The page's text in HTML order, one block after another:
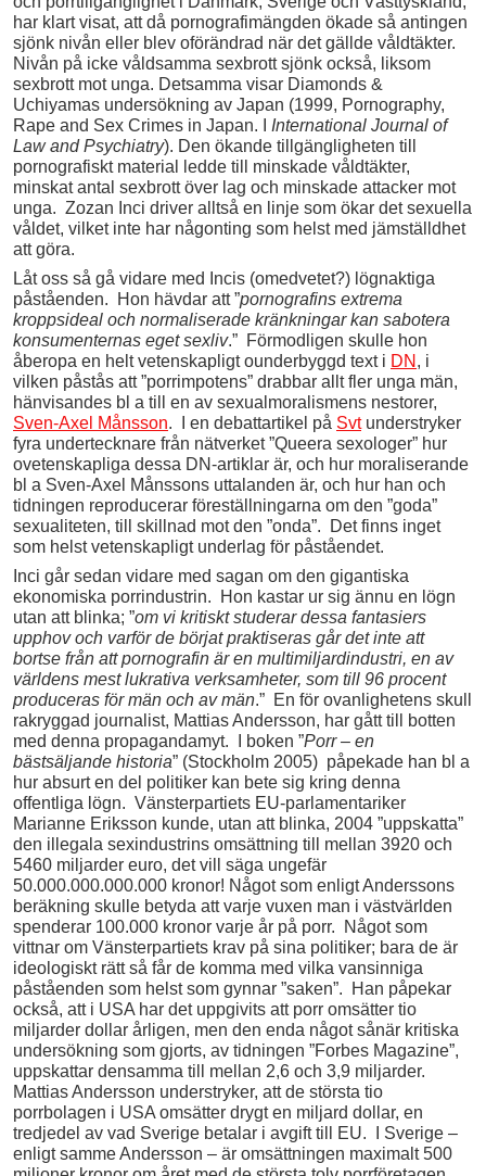
har klart visat, att då pornografimängden ökade så antingen
sjönk nivån eller blev oförändrad när det gällde våldtäkter.
Nivån på icke våldsamma sexbrott sjönk också, liksom
sexbrott mot unga. Detsamma visar Diamonds &
Uchiyamas undersökning av Japan (1999, Pornography,
Rape and Sex Crimes in Japan. I
International Journal of
Law and Psychiatry). Den ökande tillgängligheten till
pornografiskt material ledde till minskade våldtäkter,
minskat antal sexbrott över lag och minskade attacker mot
unga. Zozan Inci driver alltså en linje som ökar det sexuella
våldet, vilket inte har någonting som helst med jämställdhet
att göra.
Låt oss så gå vidare med Incis (omedvetet?) lögnaktiga
påståenden. Hon hävdar att ”pornografins extrema
kroppsideal och normaliserade kränkningar kan sabotera
konsumenternas eget sexliv.” Förmodligen skulle hon
åberopa en helt vetenskapligt ounderbyggd text i DN , i
vilken påstås att ”porrimpotens” drabbar allt fler unga män,
hänvisandes bl a till en av sexualmoralismens nestorer,
Sven-Axel Månsson. I en debattartikel på Svtunderstryker
fyra undertecknare från nätverket ”Queera sexologer” hur
ovetenskapliga dessa DN-artiklar är, och hur moraliserande
bl a Sven-Axel Månssons uttalanden är, och hur han och
tidningen reproducerar föreställningarna om den ”goda”
sexualiteten, till skillnad mot den ”onda”. Det finns inget
som helst vetenskapligt underlag för påståendet.
Inci går sedan vidare med sagan om den gigantiska
ekonomiska porrindustrin. Hon kastar ur sig ännu en lögn
utan att blinka; ”om vi kritiskt studerar dessa fantasiers
upphov och varför de börjat praktiseras går det inte att
bortse från att pornografin är en multimiljardindustri, en av
världens mest lukrativa verksamheter, som till 96 procent
produceras för män och av män.” En för ovanlighetens skull
rakryggad journalist, Mattias Andersson, har gått till botten
med denna propagandamyt. I boken ”Porr– en
bästsäljande historia” (Stockholm 2005) påpekade han bl a
hur absurt en del politiker kan bete sig kring denna
offentliga lögn. Vänsterpartiets EU-parlamentariker
Marianne Eriksson kunde, utan att blinka, 2004 ”uppskatta”
den illegala sexindustrins omsättning till mellan 3920 och
5460 miljarder euro, det vill säga ungefär
50.000.000.000.000 kronor! Något som enligt Anderssons
beräkning skulle betyda att varje vuxen man i västvärlden
spenderar 100.000 kronor varje år på porr. Något som
vittnar om Vänsterpartiets krav på sina politiker; bara de är
ideologiskt rätt så får de komma med vilka vansinniga
påståenden som helst som gynnar ”saken”. Han påpekar
också, att i USA har det uppgivits att porr omsätter tio
miljarder dollar årligen, men den enda något sånär kritiska
undersökning som gjorts, av tidningen ”Forbes Magazine”,
uppskattar densamma till mellan 2,6 och 3,9 miljarder.
Mattias Andersson understryker, att de största tio
porrbolagen i USA omsätter drygt en miljard dollar, en
tredjedel av vad Sverige betalar i avgift till EU. I Sverige –
enligt samme Andersson – är omsättningen maximalt 500